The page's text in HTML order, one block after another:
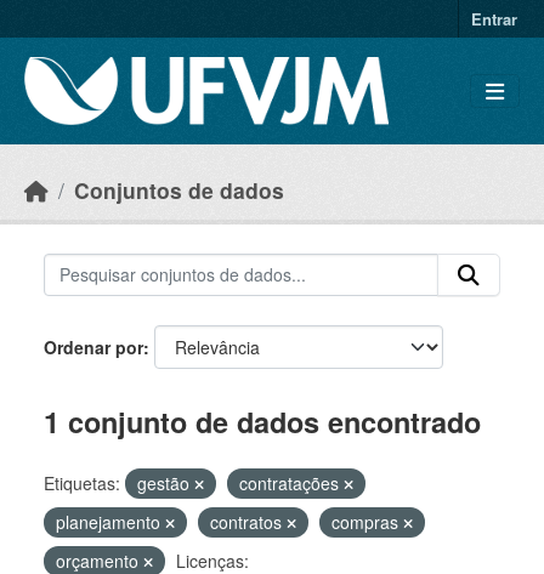
Entrar
Conjuntos de dados
Ordenar por
1 conjunto de dados encontrado
Etiquetas: gestão
contratações
planejamento
contratos
compras
orçamento
Licenças: